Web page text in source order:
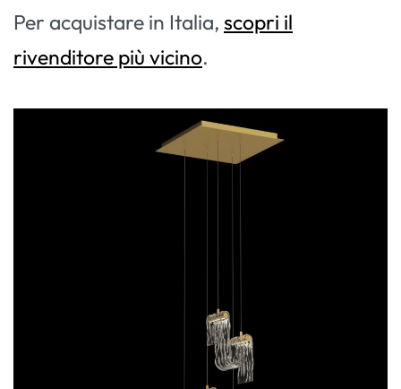
Per acquistare in Italia, scopri il
rivenditore più vicino.